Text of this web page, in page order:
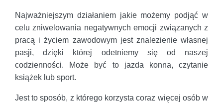
Najważniejszym działaniem jakie możemy podjąć w
celu zniwelowania negatywnych emocji związanych z
pracą i życiem zawodowym jest znalezienie własnej
pasji, dzięki której odetniemy się od naszej
codzienności. Może być to jazda konna, czytanie
książek lub sport.
Jest to sposób, z którego korzysta coraz więcej osób w